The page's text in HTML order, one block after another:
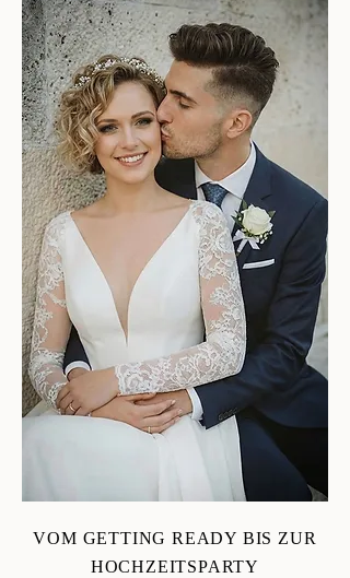
VOM GETTING READY BIS ZUR
HOCHZEITSPARTY